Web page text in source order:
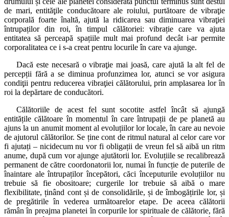
de mari, entităţile conducătoare ale roiului, purtătoare de vibraţie
corporală foarte înaltă, ajută la ridicarea sau diminuarea vibraţiei
întrupaților din roi, în timpul călătoriei: vibrație care va ajuta
entitatea să perceapă spațiile mult mai profund decât i-ar permite
corporalitatea ce i s-a creat pentru locurile în care va ajunge.
Dacă este necesară o vibraţie mai joasă, care ajută la alt fel de
percepții fără a se diminua profunzimea lor, atunci se vor asigura
condiţii pentru reducerea vibraţiei călătorului, prin amplasarea lor în
roi la depărtare de conducători.
Călătoriile de acest fel sunt socotite astfel încât să ajungă
entitățile călătoare în momentul în care întrupații de pe planetă au
ajuns la un anumit moment al evoluțiilor lor locale, în care au nevoie
de ajutorul călătorilor. Se ține cont de ritmul natural al celor care vor
fi ajutați – nicidecum nu vor fi obligații de vreun fel să aibă un ritm
anume, după cum vor ajunge ajutătorii lor. Evoluțiile se recalibrează
permanent de către coordonatorii lor, numai în funcție de puterile de
înaintare ale întrupaților începători, căci începuturile evoluțiilor nu
trebuie să fie obositoare; curgerile lor trebuie să aibă o mare
flexibilitate, ținând cont și de consolidările, și de îmbogățirile lor, și
de pregătirile în vederea următoarelor etape. De aceea călătorii
rămân în preajma planetei în corpurile lor spirituale de călătorie, fără